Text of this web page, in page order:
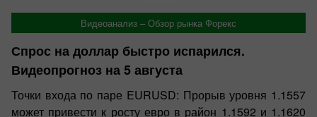
Видеоанализ – Обзор рынка Форекс
Спрос на доллар быстро испарился.
Видеопрогноз на 5 августа
Точки входа по паре EURUSD: Прорыв уровня 1.1557
может привести к росту евро в район 1.1592 и 1.1620